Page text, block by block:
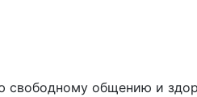
свободному общению и